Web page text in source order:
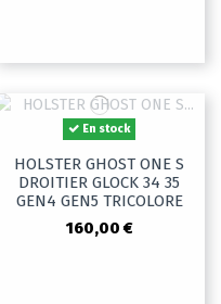
En stock
HOLSTER GHOST ONE S
DROITIER GLOCK 34 35
GEN4 GEN5 TRICOLORE
160,00 €